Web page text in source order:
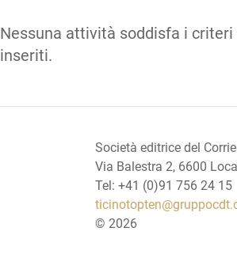
Nessuna attività soddisfa i criteri
inseriti.
Società editrice del
Via Balestra 2, 6600
Tel: +41 (0)91 756 24 15
© 2026